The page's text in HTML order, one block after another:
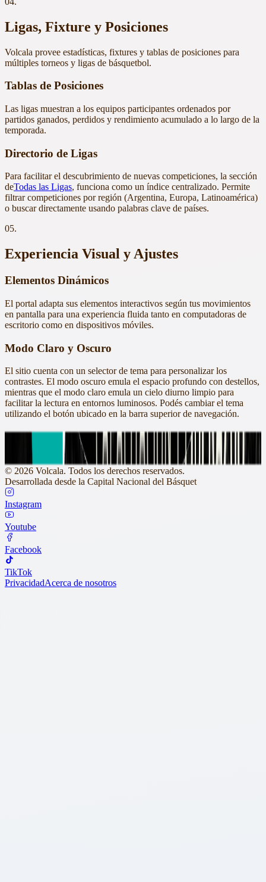
Ligas, Fixture y Posiciones
Volcala provee estadísticas, fixtures y tablas de posiciones para
múltiples torneos y ligas de básquetbol.
Tablas de Posiciones
Las ligas muestran a los equipos participantes ordenados por
partidos ganados, perdidos y rendimiento acumulado a lo largo de la
temporada.
Directorio de Ligas
Para facilitar el descubrimiento de nuevas competiciones, la sección
deTodas las Ligas, funciona como un índice centralizado. Permite
filtrar competiciones por región (Argentina, Europa, Latinoamérica)
o buscar directamente usando palabras clave de países.
05.
Experiencia Visual y Ajustes
Elementos Dinámicos
El portal adapta sus elementos interactivos según tus movimientos
en pantalla para una experiencia fluida tanto en computadoras de
escritorio como en dispositivos móviles.
Modo Claro y Oscuro
El sitio cuenta con un selector de tema para personalizar los
contrastes. El modo oscuro emula el espacio profundo con destellos,
mientras que el modo claro emula un cielo diurno limpio para
facilitar la lectura en entornos luminosos. Podés cambiar el tema
utilizando el botón ubicado en la barra superior de navegación.
En la misma cancha
© 2026 Volcala. Todos los derechos reservados.
Desarrollada desde la Capital Nacional del Básquet
Instagram
Youtube
Facebook
TikTok
PrivacidadAcerca de nosotros